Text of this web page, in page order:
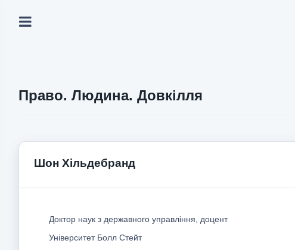
Право. Людина. Довкілля
Шон Хільдебранд
Доктор наук з державного управління, доцент
Університет Болл Стейт